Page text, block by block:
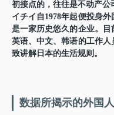
初接点的，往往是不动产公
イチイ自1978年起便投身
是一家历史悠久的企业。
英语、中文、韩语的工作
致讲解日本的生活规则。
数据所揭示的外国